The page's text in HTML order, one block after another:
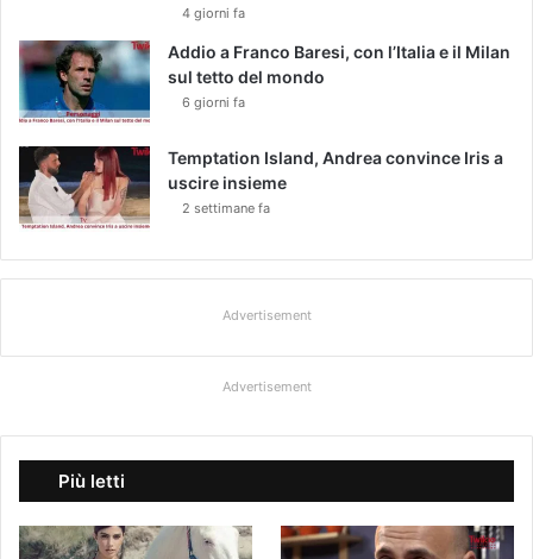
4 giorni fa
Addio a Franco Baresi, con l’Italia e il Milan
sul tetto del mondo
6 giorni fa
Temptation Island, Andrea convince Iris a
uscire insieme
2 settimane fa
Advertisement
Advertisement
Più letti